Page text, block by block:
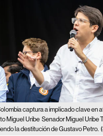
captura a implicado clave en
Miguel Uribe Senador Miguel Uribe
la destitución de Gustavo Petro.